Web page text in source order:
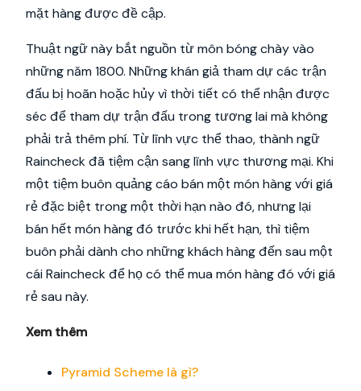
mặt hàng được đề cập.
Thuật ngữ này bắt nguồn từ môn bóng chày vào
những năm 1800. Những khán giả tham dự các trận
đấu bị hoãn hoặc hủy vì thời tiết có thể nhận được
séc để tham dự trận đấu trong tương lai mà không
phải trả thêm phí. Từ lĩnh vực thể thao, thành ngữ
Raincheck đã tiệm cận sang lĩnh vực thương mại. Khi
một tiệm buôn quảng cáo bán một món hàng với giá
rẻ đặc biệt trong một thời hạn nào đó, nhưng lại
bán hết món hàng đó trước khi hết hạn, thì tiệm
buôn phải dành cho những khách hàng đến sau một
cái Raincheck để họ có thể mua món hàng đó với giá
rẻ sau này.
Xem thêm
Pyramid Scheme là gì?